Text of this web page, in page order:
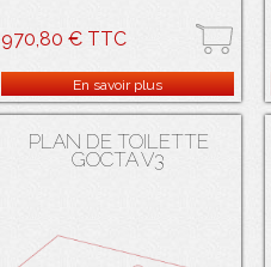
970,80 € TTC
synthèse SALAMANDRE ® . Cuve
PMR en résine de synthèse
SALAMANDRE ® blanche avec trop-
plein.
En savoir plus
PLAN DE TOILETTE
GOCTA V3